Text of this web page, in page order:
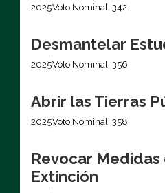
2025Voto Nominal: 342
Desmantelar
2025Voto Nominal: 356
Abrir las Tierras
2025Voto Nominal: 358
Revocar
Extinción